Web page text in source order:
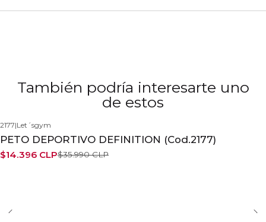
También podría interesarte uno
de estos
-60%
2177|Let´sgym
PETO DEPORTIVO DEFINITION (Cod.2177)
$14.396 CLP$35.990 CLP